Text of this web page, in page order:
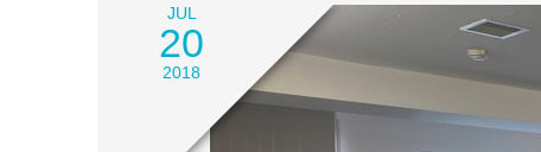
JUL
20
2018